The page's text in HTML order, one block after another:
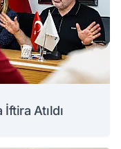
Atıldı